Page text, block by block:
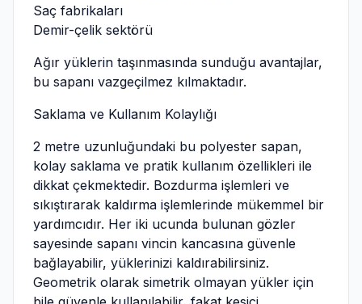
Saç fabrikaları
Demir-çelik sektörü
Ağır yüklerin taşınmasında sunduğu avantajlar,
bu sapanı vazgeçilmez kılmaktadır.
Saklama ve Kullanım Kolaylığı
2 metre uzunluğundaki bu polyester sapan,
kolay saklama ve pratik kullanım özellikleri ile
dikkat çekmektedir. Bozdurma işlemleri ve
sıkıştırarak kaldırma işlemlerinde mükemmel bir
yardımcıdır. Her iki ucunda bulunan gözler
sayesinde sapanı vincin kancasına güvenle
bağlayabilir, yüklerinizi kaldırabilirsiniz.
Geometrik olarak simetrik olmayan yükler için